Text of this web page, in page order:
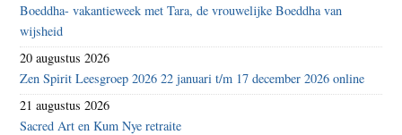
Boeddha- vakantieweek met Tara, de vrouwelijke Boeddha van
wijsheid
20 augustus 2026
Zen Spirit Leesgroep 2026 22 januari t/m 17 december 2026 online
21 augustus 2026
Sacred Art en Kum Nye retraite